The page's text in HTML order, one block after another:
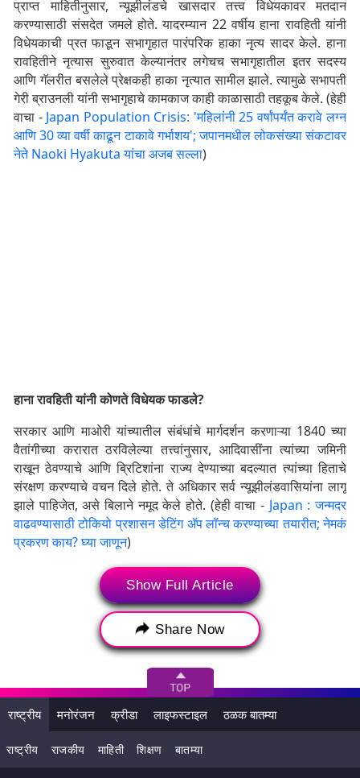
प्राप्त माहितीनुसार, न्यूझीलंडचे खासदार तत्त्व विधेयकावर मतदान
करण्यासाठी संसदेत जमले होते. यादरम्यान 22 वर्षीय हाना रावहिती यांनी
विधेयकाची प्रत फाडून सभागृहात पारंपरिक हाका नृत्य सादर केले. हाना
रावहितीने नृत्यास सुरुवात केल्यानंतर लगेचच सभागृहातील इतर सदस्य
आणि गॅलरीत बसलेले प्रेक्षकही हाका नृत्यात सामील झाले. त्यामुळे सभापती
गेरी ब्राउनली यांनी सभागृहाचे कामकाज काही काळासाठी तहकूब केले. (हेही
वाचा - Japan Population Crisis: 'महिलांनी 25 वर्षांपर्यंत करावे लग्न
आणि 30 व्या वर्षी काढून टाकावे गर्भाशय'; जपानमधील लोकसंख्या संकटावर
नेते Naoki Hyakuta यांचा अजब सल्ला)
हाना रावहिती यांनी कोणते विधेयक फाडले?
सरकार आणि माओरी यांच्यातील संबंधांचे मार्गदर्शन करणाऱ्या 1840 च्या
वैतांगीच्या करारात ठरविलेल्या तत्त्वांनुसार, आदिवासींना त्यांच्या जमिनी
राखून ठेवण्याचे आणि ब्रिटिशांना राज्य देण्याच्या बदल्यात त्यांच्या हिताचे
संरक्षण करण्याचे वचन दिले होते. ते अधिकार सर्व न्यूझीलंडवासियांना लागू
झाले पाहिजेत, असे बिलाने नमूद केले होते. (हेही वाचा - Japan : जन्मदर
वाढवण्यासाठी टोकियो प्रशासन डेटिंग ॲप लॉन्च करण्याच्या तयारीत; नेमकं
प्रकरण काय? घ्या जाणून)
The way I love them so much for this!
pic.twitter.com/PfvtxZS7uT
— sunni the homie (@_ananamous)November 14,
न्यूझीलंडच्या 170 वर्षांच्या इतिहासात सर्वात तरुण खासदार ठरलेल्या हाना
रावहिती, मापी क्लार्क यांचे संसदेत माओरी भाषेतील भाषण जगभरात चर्चेचा
विषय ठरले होते. न्यूझीलंडमधील आओटेरोआ येथून निवडून आलेल्या हाना
1853 नंतर पहिल्यांदाच सर्वात तरुण खासदार ठरल्या आहेत. हाना गेल्या वर्षी
Show Full Article
Share Now
राष्ट्रीय मनोरंजन क्रीडा लाइफस्टाइल ठळक बातम्या
राष्ट्रीय राजकीय माहिती शिक्षण बातम्या